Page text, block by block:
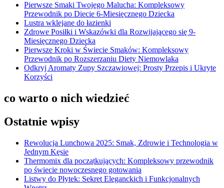
Pierwsze Smaki Twojego Malucha: Kompleksowy
Przewodnik po Diecie 6-Miesięcznego Dziecka
Lustra wklejane do łazienki
Zdrowe Posiłki i Wskazówki dla Rozwijającego się 9-
Miesięcznego Dziecka
Pierwsze Kroki w Świecie Smaków: Kompleksowy
Przewodnik po Rozszerzaniu Diety Niemowlaka
Odkryj Aromaty Zupy Szczawiowej: Prosty Przepis i Ukryte
Korzyści
co warto o nich wiedzieć
Ostatnie wpisy
Rewolucja Lunchowa 2025: Smak, Zdrowie i Technologia w
Jednym Kęsie
Thermomix dla początkujących: Kompleksowy przewodnik
po świecie nowoczesnego gotowania
Listwy do Płytek: Sekret Eleganckich i Funkcjonalnych